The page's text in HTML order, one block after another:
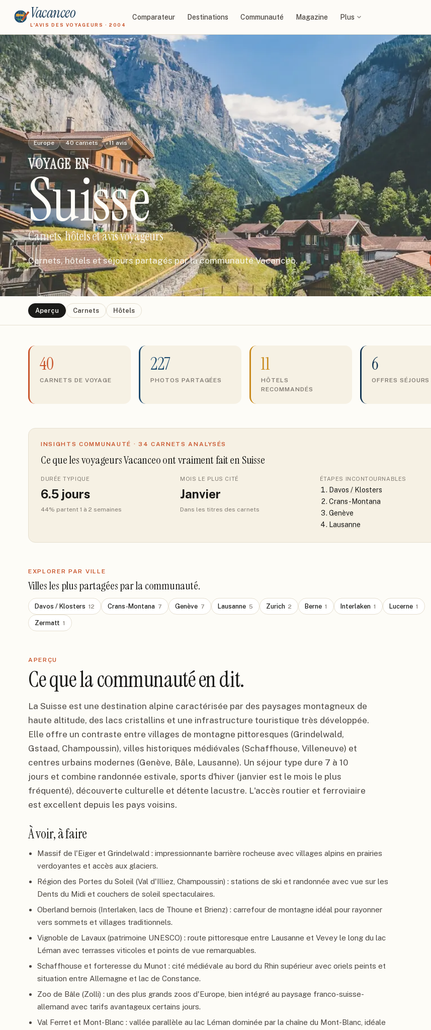
Vacanceo
L'AVIS DES VOYAGEURS · 2004
Comparateur Destinations Communauté Magazine Plus
Europe 40carnets 11 avis
VOYAGEEN
Suisse
Carnets, hôtels et avis voyageurs
Carnets, hôtels et séjours partagés par la communauté Vacanceo.
Aperçu Carnets Hôtels
40
CARNETS DE VOYAGE
227
PHOTOS PARTAGÉES
11
HÔTELS
RECOMMANDÉS
6
OFFRES SÉJOURS
INSIGHTS COMMUNAUTÉ · 34 CARNETS ANALYSÉS
Ce que les voyageurs Vacanceo ont vraiment faiten Suisse
DURÉE TYPIQUE
6.5 jours
44% partent 1 à 2 semaines
MOIS LE PLUS CITÉ
Janvier
Dans les titres des carnets
ÉTAPES INCONTOURNABLES
Davos / Klosters
Crans-Montana
Genève
Lausanne
EXPLORER PAR VILLE
Villes les plus partagées par la communauté.
Davos / Klosters 12 Crans-Montana 7 Genève 7 Lausanne 5 Zurich 2 Berne 1 Interlaken 1 Lucerne 1
Zermatt 1
APERÇU
Ce que la communauté en dit.
La Suisse est une destination alpine caractérisée par des paysages montagneux de
haute altitude, des lacs cristallins et une infrastructure touristique très développée.
Elle offre un contraste entre villages de montagne pittoresques (Grindelwald,
Gstaad, Champoussin), villes historiques médiévales (Schaffhouse, Villeneuve) et
centres urbains modernes (Genève, Bâle, Lausanne). Un séjour type dure 7 à 10
jours et combine randonnée estivale, sports d'hiver (janvier est le mois le plus
fréquenté), découverte culturelle et détente lacustre. L'accès routier et ferroviaire
est excellent depuis les pays voisins.
À voir, à faire
Massif de l'Eiger et Grindelwald : impressionnante barrière rocheuse avec villages alpins en prairies
verdoyantes et accès aux glaciers.
Région des Portes du Soleil (Val d'Illiez, Champoussin) : stations de ski et randonnée avec vue sur les
Dents du Midi et couchers de soleil spectaculaires.
Oberland bernois (Interlaken, lacs de Thoune et Brienz) : carrefour de montagne idéal pour rayonner
vers sommets et villages traditionnels.
Vignoble de Lavaux (patrimoine UNESCO) : route pittoresque entre Lausanne et Vevey le long du lac
Léman avec terrasses viticoles et points de vue remarquables.
Schaffhouse et forteresse du Munot : cité médiévale au bord du Rhin supérieur avec oriels peints et
situation entre Allemagne et lac de Constance.
Zoo de Bâle (Zolli) : un des plus grands zoos d'Europe, bien intégré au paysage franco-suisse-
allemand avec tarifs avantageux certains jours.
Val Ferret et Mont-Blanc : vallée parallèle au lac Léman dominée par la chaîne du Mont-Blanc, idéale